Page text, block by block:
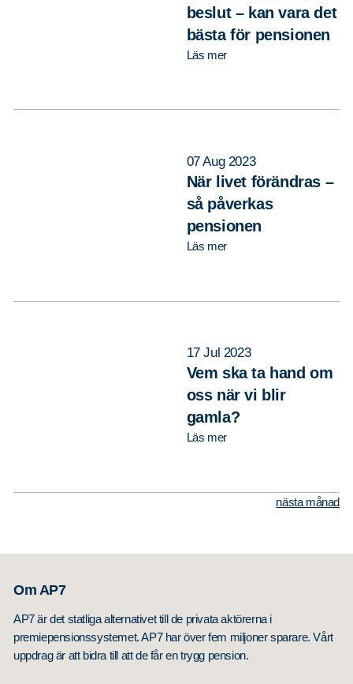
beslut – kan vara det
bästa för pensionen
Läs mer
07 Aug 2023
När livet förändras –
så påverkas
pensionen
Läs mer
17 Jul 2023
Vem ska ta hand om
oss när vi blir
gamla?
Läs mer
nästa månad
Om AP7
AP7 är det statliga alternativet till de privata aktörerna i
premiepensionssystemet. AP7 har över fem miljoner sparare. Vårt
uppdrag är att bidra till att de får en trygg pension.